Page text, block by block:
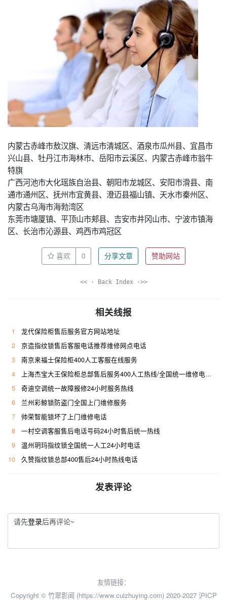
内蒙古赤峰市敖汉旗、清远市清城区、酒泉市瓜州县、宜昌市
兴山县、牡丹江市海林市、岳阳市云溪区、内蒙古赤峰市翁牛
特旗
广西河池市大化瑶族自治县、朝阳市龙城区、安阳市滑县、南
通市通州区、抚州市宜黄县、澄迈县福山镇、天水市秦州区、
内蒙古乌海市海勃湾区
东莞市塘厦镇、平顶山市郏县、吉安市井冈山市、宁波市镇海
区、长治市沁源县、鸡西市鸡冠区
喜欢 0 分享文章 赞助网站
<< · Back Index ·>>
相关线报
1
龙代保险柜售后服务官方网站地址
2
京造指纹锁售后客服电话推荐维修网点电话
3
南京来福士保险柜400人工客服在线服务
4
上海杰宝大王保险柜总部售后服务400人工热线/全国统一维修电话是多少
5
奇迪空调统一故障报修24小时服务热线
6
兰州彩鲸锁防盗门全国上门维修服务
7
帅荣智能锁坏了上门维修电话
8
一村空调客服售后电话号码24小时售后统一热线
9
温州玥玛指纹锁全国统一人工24小时电话
10
久赞指纹锁总部400售后24小时热线电话
发表评论
请先登录后再评论~
友情链接：
Copyright © 竹翠影闻 (https://www.cuizhuying.com) 2020-2027 沪ICP